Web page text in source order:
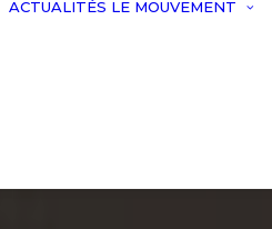
ACTUALITÉS LE MOUVEMENT